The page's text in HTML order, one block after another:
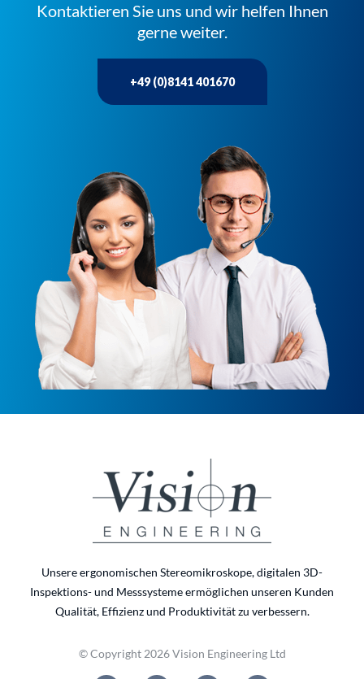
Kontaktieren Sie uns und wir helfen Ihnen
gerne weiter.
+49 (0)8141 401670
Unsere ergonomischen Stereomikroskope, digitalen 3D-
Inspektions- und Messsysteme ermöglichen unseren Kunden
Qualität, Effizienz und Produktivität zu verbessern.
© Copyright 2026 Vision Engineering Ltd